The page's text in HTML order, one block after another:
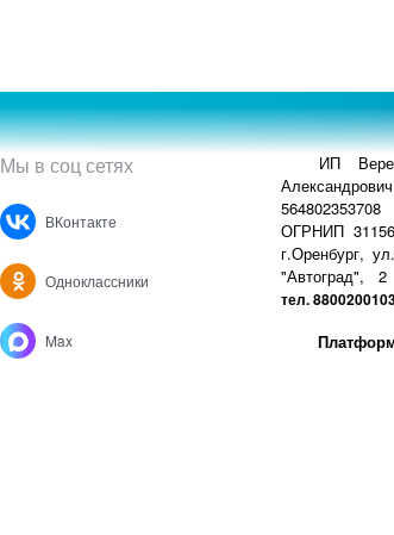
Мы в соц сетях
ВКонтакте
Одноклассники
Max
ИП
564802353708
ОГРНИП
г.Оренбург,
"Автоград",
тел.